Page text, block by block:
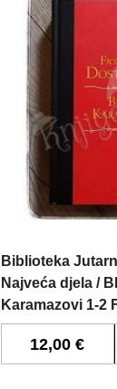
Biblioteka
Najveća djela /
Karamazovi 1-2
Mihajlovič
12,00 €